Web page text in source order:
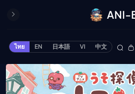
ข้ามไปยังเนื้อหา
ANI-
ไทย EN 日本語 VI 中文
ปิด
ONE